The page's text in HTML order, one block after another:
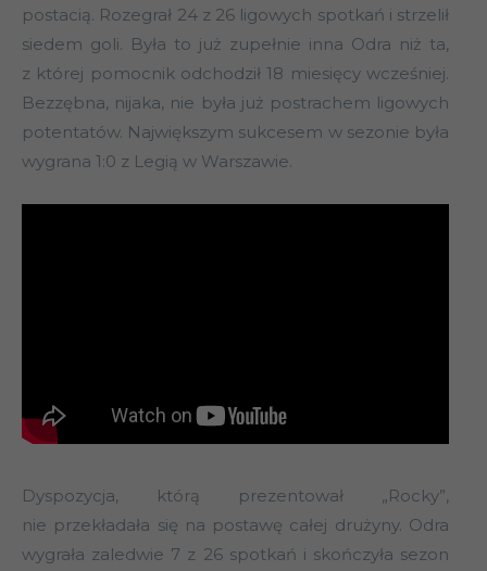
postacią. Rozegrał 24 z 26 ligowych spotkań i strzelił
siedem goli. Była to już zupełnie inna Odra niż ta,
z której pomocnik odchodził 18 miesięcy wcześniej.
Bezzębna, nijaka, nie była już postrachem ligowych
potentatów. Największym sukcesem w sezonie była
wygrana 1:0 z Legią w Warszawie.
Dyspozycja, którą prezentował „Rocky”,
nie przekładała się na postawę całej drużyny. Odra
wygrała zaledwie 7 z 26 spotkań i skończyła sezon